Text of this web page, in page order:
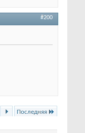
#200
Последняя